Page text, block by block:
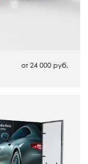
от 24 000 руб.